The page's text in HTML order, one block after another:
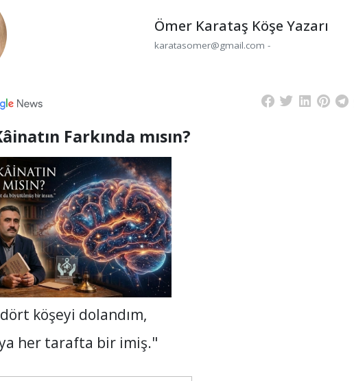
Ömer Karataş Köşe Yazarı
karatasomer@gmail.com -
Farkında mısın?
köşeyi dolandım,
her tarafta bir imiş."